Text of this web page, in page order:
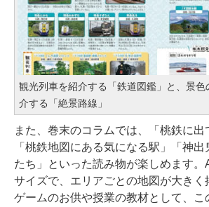
観光列車を紹介する「鉄道図鑑」と、景色
介する「絶景路線」
また、巻末のコラムでは、「桃鉄に出
「桃鉄地図にある気になる駅」「神
たち」といった読み物が楽しめます。
サイズで、エリアごとの地図が大きく
ゲームのお供や授業の教材として、こ